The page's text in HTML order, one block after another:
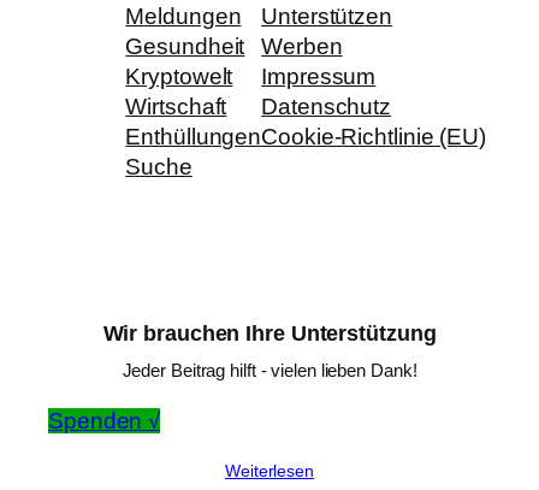
Meldungen
Gesundheit
Kryptowelt
Wirtschaft
Enthüllungen
Suche
Unterstützen
Werben
Impressum
Datenschutz
Cookie-Richtlinie (EU)
Wir brauchen Ihre Unterstützung
Jeder Beitrag hilft - vielen lieben Dank!
Spenden √
Weiterlesen